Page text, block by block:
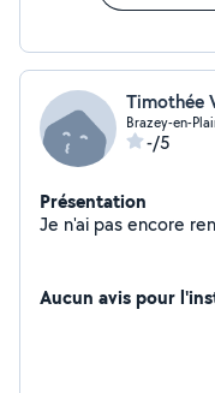
Timothée
Brazey-en-
-/5
Présentation
Aucun avis pour